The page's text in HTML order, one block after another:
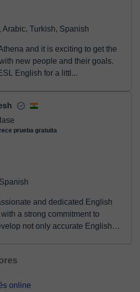
Arabic, Turkish, Spanish
new people and their goals.
English for a littl...
prueba gratuita
a strong commitment to
not only accurate English
online